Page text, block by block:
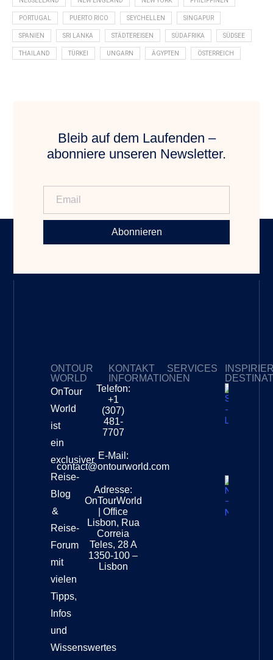
PORTUGAL PUERTO RICO SEYCHELLEN SINGAPUR
SPANIEN SRI LANKA STÄDTEREISEN SÜDAFRIKA SÜDSEE
THAILAND TÜRKEI UNGARN ÄGYPTEN ÖSTERREICH
Bleib auf dem Laufenden –
abonniere unseren Newsletter.
Abonnieren
ONTOUR
WORLD
OnTour
World
ist
ein
exclusiver
Reise-
Blog
&
Reise-
Forum
mit
vielen
Tipps,
Infos
und
Wissenswertes
KONTAKT
INFORMATIONEN
Telefon:
+1
(307)
481-
7707
E-Mail:
contact@ontourworld.com
Adresse:
OnTourWorld
| Office
Lisbon, Rua
Correia
Teles, 28 A
1350-100 –
Lisbon
SERVICES